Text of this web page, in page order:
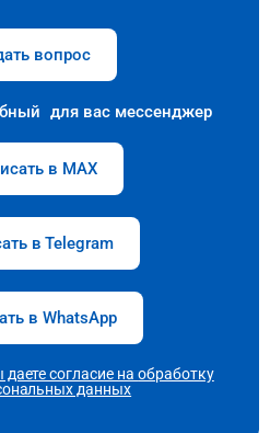
вопрос
для вас мессенджер
в MAX
в Telegram
в WhatsApp
согласие наобработку
данных